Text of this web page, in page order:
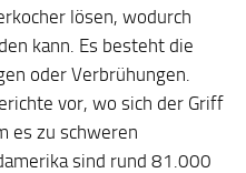
lösen, wodurch
kann. Es besteht die
oder Verbrühungen.
vor, wo sich der Griff
es zu schweren
sind rund 81.000